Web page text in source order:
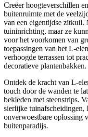
Creëer hoogteverschillen
buitenruimte met de
van een eigentijdse zitkuil.
tuininrichting, maar ze
voor het voorkomen van
toepassingen van het L-
verhoogde terrassen tot
decoratieve plantenbakken.
Ontdek de kracht van L-
touch door de wanden te
bekleden met steenstrips.
sierlijke tuinafscheidingen,
onverwoestbare oplossing
buitenparadijs.